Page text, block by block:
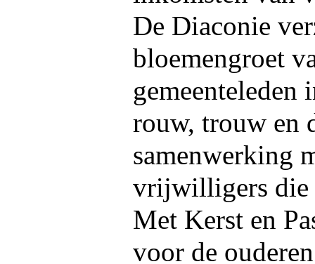
De Diaconie
bloemengroet
gemeenteleden
rouw, trouw en
samenwerking
vrijwilligers die
Met Kerst en
voor de